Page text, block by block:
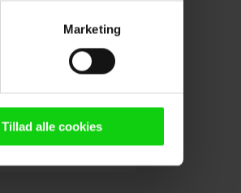
browser til statistik og
tilgår oplysninger på din
lave
Marketing
Tillad alle cookies
se den